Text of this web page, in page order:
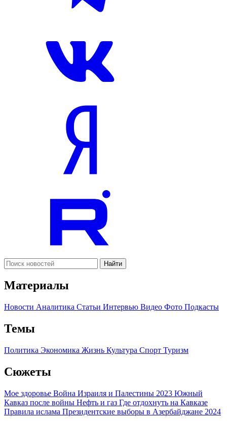
Найти
Материалы
Новости Аналитика Статьи Интервью Видео Фото Подкасты
Темы
Политика Экономика Жизнь Культура Спорт Туризм
Сюжеты
Мое здоровье Война Израиля и Палестины 2023 Южный
Кавказ после войны Нефть и газ Где отдохнуть на Кавказе
Правила ислама Президентские выборы в Азербайджане 2024